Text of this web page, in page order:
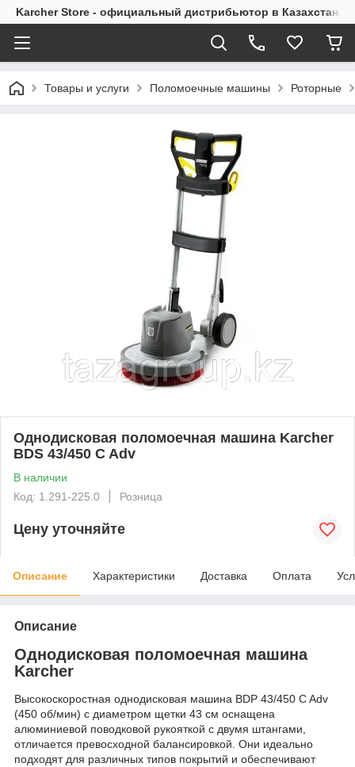
Karcher Store - официальный дистрибьютор в Казахстане
Товары и услуги Поломоечные машины Роторные
Однодисковая поломоечная машина Karcher
BDS 43/450 C Adv
В наличии
Код: 1.291-225.0
Розница
Цену уточняйте
Описание Характеристики Доставка Оплата
Описание
Однодисковая поломоечная машина
Karcher
Высокоскоростная однодисковая машина BDP 43/450 C Adv
(450 об/мин) с диаметром щетки 43 см оснащена
алюминиевой поводковой рукояткой с двумя штангами,
отличается превосходной балансировкой. Они идеально
подходят для различных типов покрытий и обеспечивают